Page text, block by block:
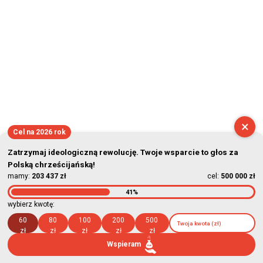
×
Cel na 2026 rok
Zatrzymaj ideologiczną rewolucję. Twoje wsparcie to głos za
Polską chrześcijańską!
mamy: 203 437 zł cel: 500 000 zł
41%
wybierz kwotę:
60
zł
80
zł
100
zł
200
zł
500
zł
Wspieram